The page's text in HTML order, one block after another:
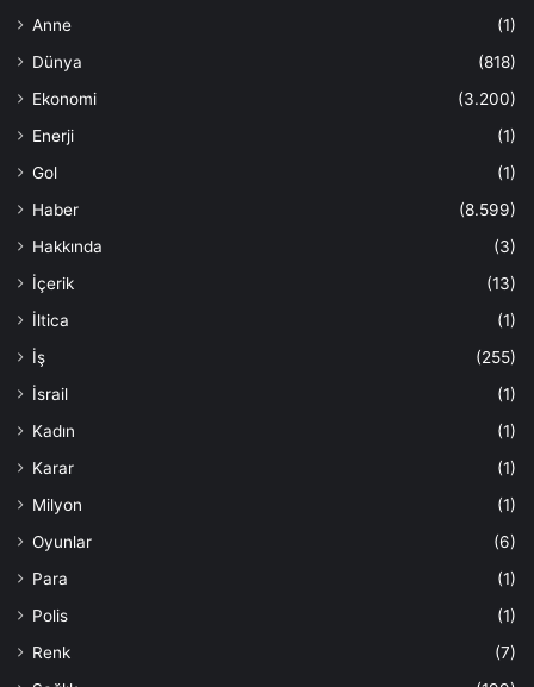
Anne
(1)
Dünya
(818)
Ekonomi
(3.200)
Enerji
(1)
Gol
(1)
Haber
(8.599)
Hakkında
(3)
İçerik
(13)
İltica
(1)
İş
(255)
İsrail
(1)
Kadın
(1)
Karar
(1)
Milyon
(1)
Oyunlar
(6)
Para
(1)
Polis
(1)
Renk
(7)